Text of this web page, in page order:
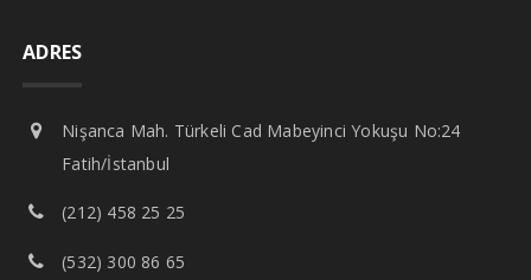
ADRES
Nişanca Mah. Türkeli Cad Mabeyinci Yokuşu No:24
Fatih/İstanbul
(212) 458 25 25
(532) 300 86 65